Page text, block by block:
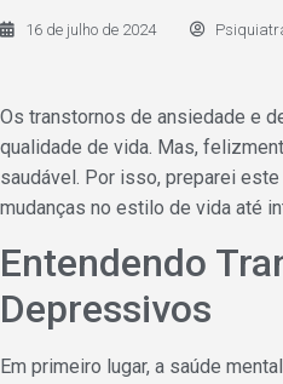
16 de julho de 2024
Os transtornos de ansiedade e
qualidade de vida. Mas,
saudável. Por isso, preparei
mudanças no estilo de vida até
Entendendo
Depressivos
Em primeiro lugar, a saúde